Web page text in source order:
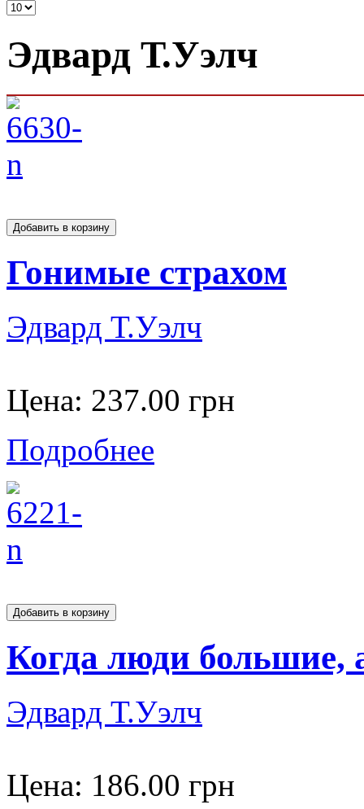
Эдвард Т.Уэлч
Гонимые страхом
Эдвард Т.Уэлч
Цена: 237.00 грн
Подробнее
Когда люди большие,
Эдвард Т.Уэлч
Цена: 186.00 грн